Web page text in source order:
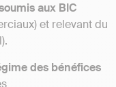
aux BIC
et relevant du
des bénéfices